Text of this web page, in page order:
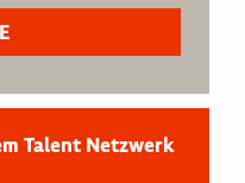
Talent Netzwerk